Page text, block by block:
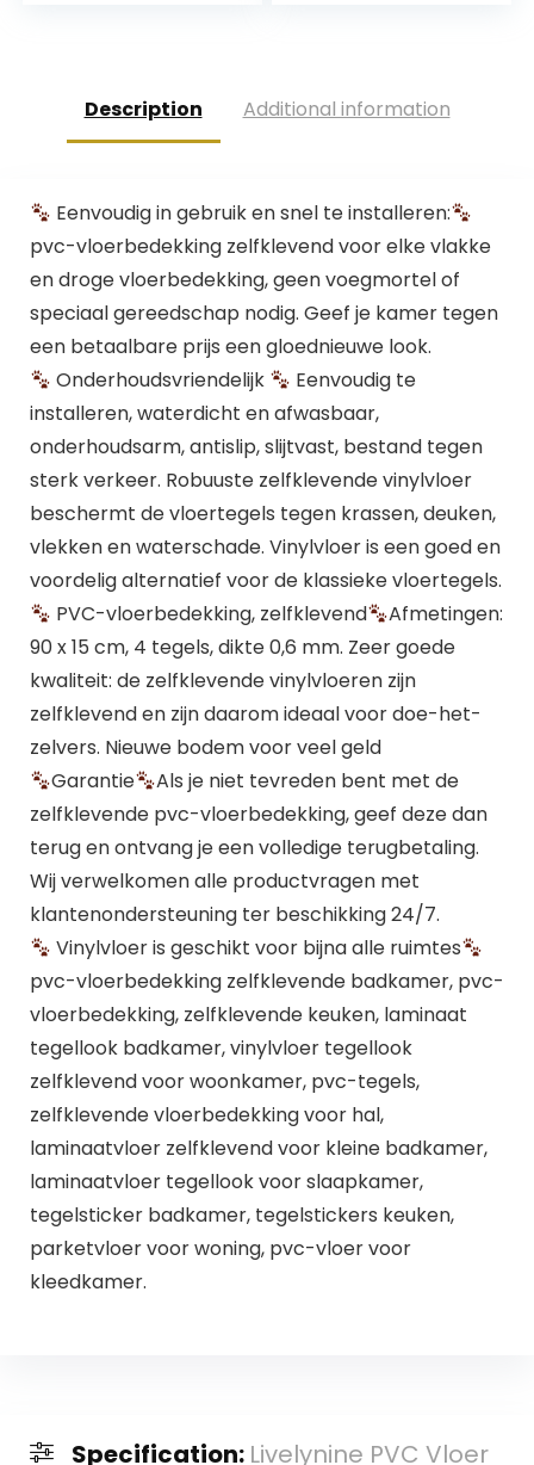
Vloerplanken
vloerstickers voor
Description Additional information
Eenvoudig in gebruik en snel te installeren:
pvc-vloerbedekking zelfklevend voor elke vlakke
en droge vloerbedekking, geen voegmortel of
speciaal gereedschap nodig. Geef je kamer tegen
een betaalbare prijs een gloednieuwe look.
Onderhoudsvriendelijk
Eenvoudig te
installeren, waterdicht en afwasbaar,
onderhoudsarm, antislip, slijtvast, bestand tegen
sterk verkeer. Robuuste zelfklevende vinylvloer
beschermt de vloertegels tegen krassen, deuken,
vlekken en waterschade. Vinylvloer is een goed en
voordelig alternatief voor de klassieke vloertegels.
PVC-vloerbedekking, zelfklevend
Afmetingen:
90 x 15 cm, 4 tegels, dikte 0,6 mm. Zeer goede
kwaliteit: de zelfklevende vinylvloeren zijn
zelfklevend en zijn daarom ideaal voor doe-het-
zelvers. Nieuwe bodem voor veel geld
Garantie
Als je niet tevreden bent met de
zelfklevende pvc-vloerbedekking, geef deze dan
terug en ontvang je een volledige terugbetaling.
Wij verwelkomen alle productvragen met
klantenondersteuning ter beschikking 24/7.
Vinylvloer is geschikt voor bijna alle ruimtes
pvc-vloerbedekking zelfklevende badkamer, pvc-
vloerbedekking, zelfklevende keuken, laminaat
tegellook badkamer, vinylvloer tegellook
zelfklevend voor woonkamer, pvc-tegels,
zelfklevende vloerbedekking voor hal,
laminaatvloer zelfklevend voor kleine badkamer,
laminaatvloer tegellook voor slaapkamer,
tegelsticker badkamer, tegelstickers keuken,
parketvloer voor woning, pvc-vloer voor
kleedkamer.
Specification: Livelynine PVC Vloer